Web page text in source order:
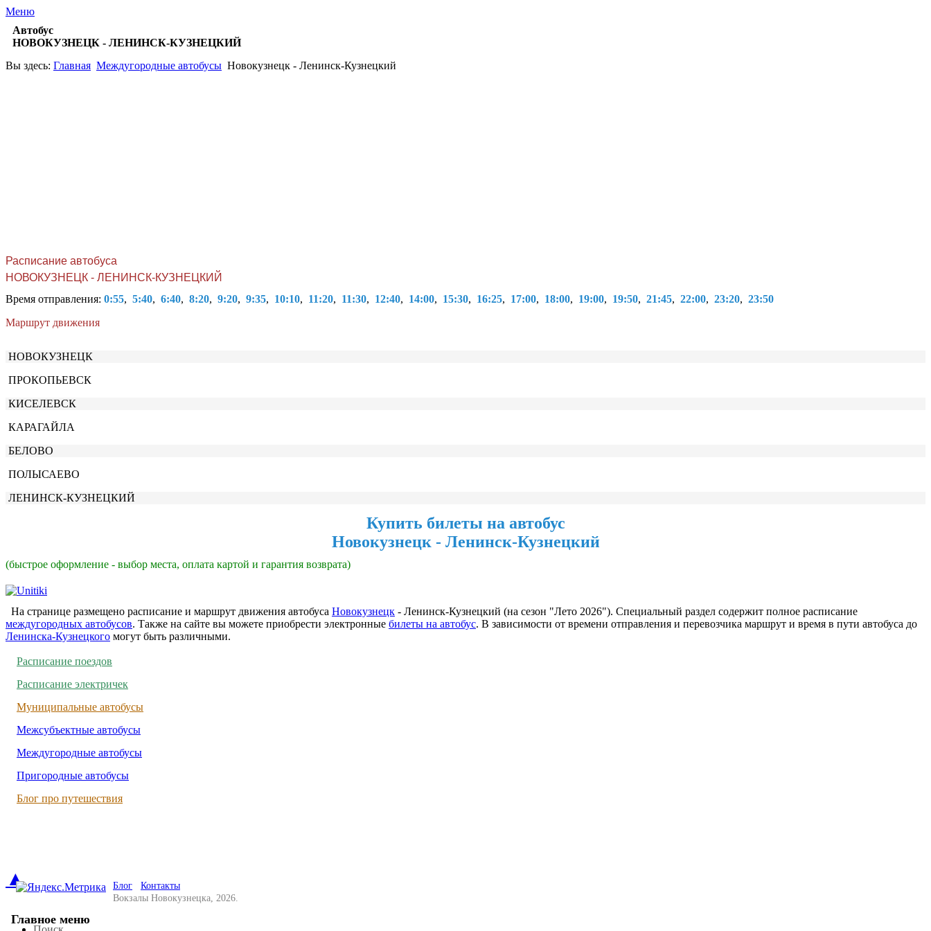
Меню
Автобус
НОВОКУЗНЕЦК - ЛЕНИНСК-КУЗНЕЦКИЙ
Вы здесь: Главная Междугородные автобусы Новокузнецк - Ленинск-Кузнецкий
Расписание автобуса
НОВОКУЗНЕЦК - ЛЕНИНСК-КУЗНЕЦКИЙ
Время отправления: 0:55, 5:40, 6:40, 8:20, 9:20, 9:35, 10:10, 11:20, 11:30, 12:40, 14:00, 15:30, 16:25, 17:00, 18:00, 19:00, 19:50, 21:45, 22:00, 23:20, 23:50
Маршрут движения
НОВОКУЗНЕЦК
ПРОКОПЬЕВСК
КИСЕЛЕВСК
КАРАГАЙЛА
БЕЛОВО
ПОЛЫСАЕВО
ЛЕНИНСК-КУЗНЕЦКИЙ
Купить билеты на автобус
Новокузнецк - Ленинск-Кузнецкий
(быстрое оформление - выбор места, оплата картой и гарантия возврата)
На странице размещено расписание и маршрут движения автобуса Новокузнецк - Ленинск-Кузнецкий (на сезон "Лето 2026"). Специальный раздел содержит полное расписание
междугородных автобусов. Также на сайте вы можете приобрести электронные билеты на автобус. В зависимости от времени отправления и перевозчика маршрут и время в пути автобуса до
Ленинска-Кузнецкого могут быть различными.
Расписание поездов
Расписание электричек
Муниципальные автобусы
Межсубъектные автобусы
Междугородные автобусы
Пригородные автобусы
Блог про путешествия
▲ Блог
Контакты
Вокзалы Новокузнецка, 2026.
Главное меню